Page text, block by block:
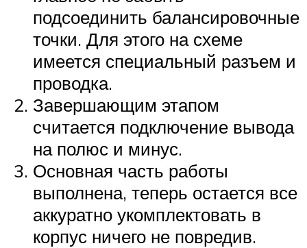
подсоединить балансировочные
точки. Для этого на схеме
имеется специальный разъем и
проводка.
Завершающим этапом
считается подключение вывода
на полюс и минус.
Основная часть работы
выполнена, теперь остается все
аккуратно укомплектовать в
корпус ничего не повредив.